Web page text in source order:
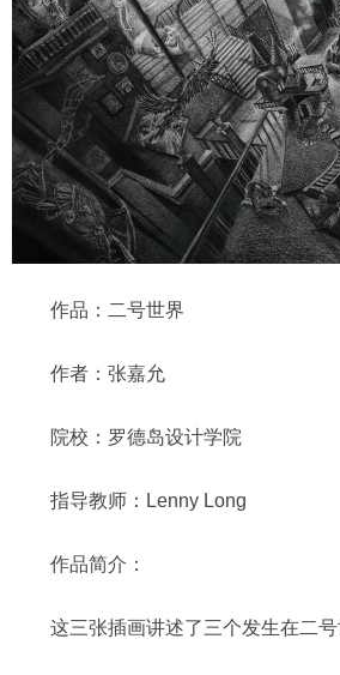
作品：二号世界
作者：张嘉允
院校：罗德岛设计学院
指导教师：Lenny Long
作品简介：
这三张插画讲述了三个发生在二号